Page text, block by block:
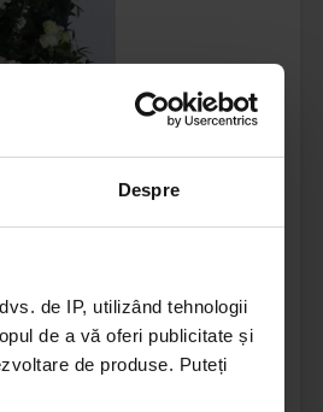
Despre
de IP, utilizând tehnologii
de a vă oferi publicitate și
de produse. Puteți